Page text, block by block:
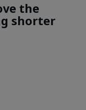
the
shorter